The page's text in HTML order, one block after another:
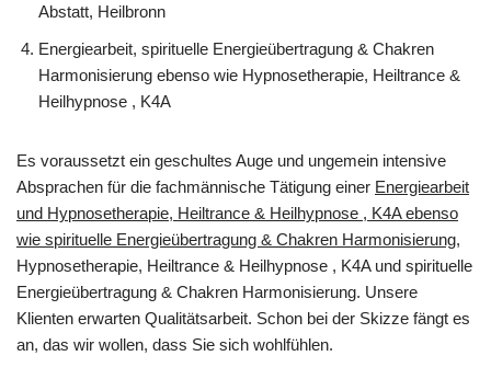
Abstatt, Heilbronn
Energiearbeit, spirituelle Energieübertragung & Chakren
Harmonisierung ebenso wie Hypnosetherapie, Heiltrance &
Heilhypnose , K4A
Es voraussetzt ein geschultes Auge und ungemein intensive
Absprachen für die fachmännische Tätigung einer Energiearbeit
und Hypnosetherapie, Heiltrance & Heilhypnose , K4A ebenso
wie spirituelle Energieübertragung & Chakren Harmonisierung,
Hypnosetherapie, Heiltrance & Heilhypnose , K4A und spirituelle
Energieübertragung & Chakren Harmonisierung. Unsere
Klienten erwarten Qualitätsarbeit. Schon bei der Skizze fängt es
an, das wir wollen, dass Sie sich wohlfühlen.